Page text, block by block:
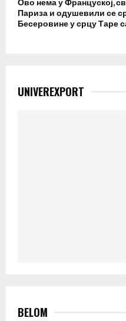
Париза и одушевили се
Бесеровине у срцу Таре
UNIVEREXPORT
BELOM